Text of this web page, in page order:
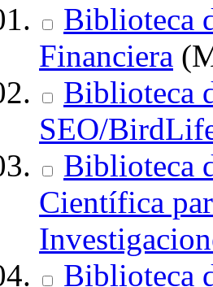
Biblioteca
Financiera
Biblioteca
SEO/
Biblioteca
Científica
Biblioteca